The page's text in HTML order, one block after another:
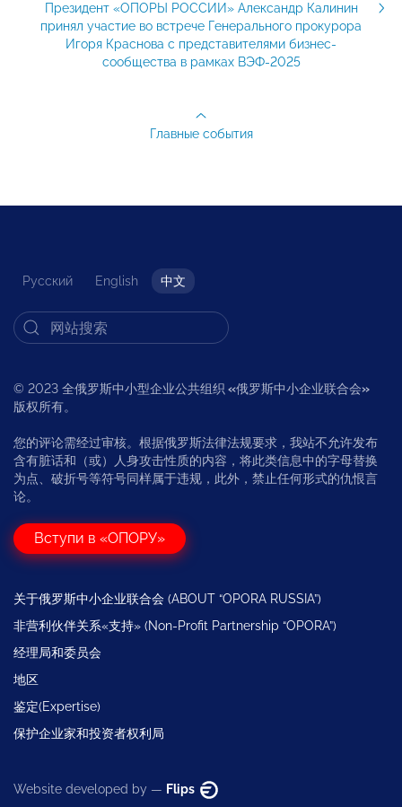
Президент «ОПОРЫ РОССИИ» Александр Калинин
принял участие во встрече Генерального прокурора
Игоря Краснова с представителями бизнес-
сообщества в рамках ВЭФ-2025
Главные события
Русский English 中文
© 2023 全俄罗斯中小型企业公共组织 «俄罗斯中小企业联合会»
版权所有。
您的评论需经过审核。根据俄罗斯法律法规要求，我站不允许发布
含有脏话和（或）人身攻击性质的内容，将此类信息中的字母替换
为点、破折号等符号同样属于违规，此外，禁止任何形式的仇恨言
论。
Вступи в «ОПОРУ»
关于俄罗斯中小企业联合会 (ABOUT “OPORA RUSSIA”)
非营利伙伴关系«支持» (Non-Profit Partnership “OPORA”)
经理局和委员会
地区
鉴定(Expertise)
保护企业家和投资者权利局
Website developed by — Flips